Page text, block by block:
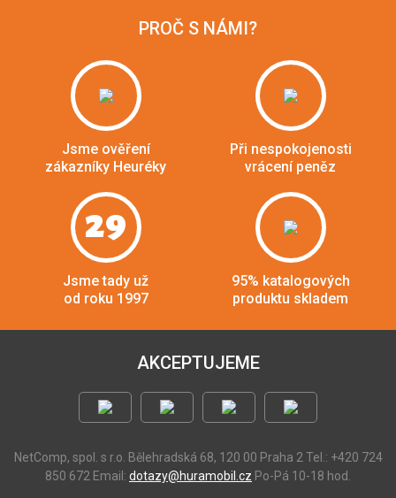
PROČ S NÁMI?
Jsme ověření
zákazníky Heuréky
Při nespokojenosti
vrácení peněz
29
Jsme tady už
od roku 1997
95% katalogových
produktu skladem
AKCEPTUJEME
NetComp, spol. s r.o. Bělehradská 68, 120 00 Praha 2 Tel.: +420 724
850 672 Email: dotazy@huramobil.cz Po-Pá 10-18 hod.